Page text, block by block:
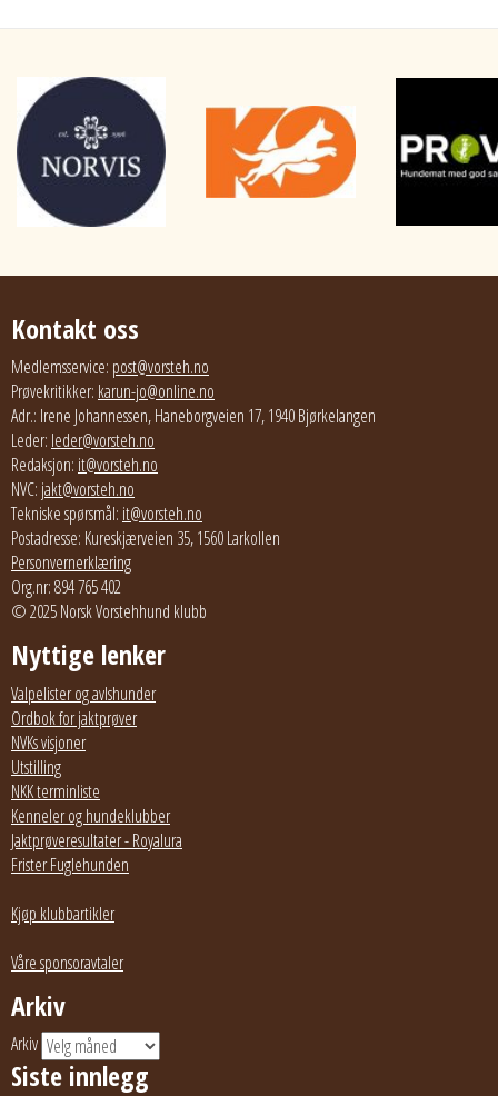
Kontakt oss
Medlemsservice: post@vorsteh.no
Prøvekritikker: karun-jo@online.no
Adr.: Irene Johannessen, Haneborgveien 17, 1940 Bjørkelangen
Leder: leder@vorsteh.no
Redaksjon: it@vorsteh.no
NVC: jakt@vorsteh.no
Tekniske spørsmål: it@vorsteh.no
Postadresse: Kureskjærveien 35, 1560 Larkollen
Personvernerklæring
Org.nr: 894 765 402
© 2025 Norsk Vorstehhund klubb
Nyttige lenker
Valpelister og avlshunder
Ordbok for jaktprøver
NVKs visjoner
Utstilling
NKK terminliste
Kenneler og hundeklubber
Jaktprøveresultater - Royalura
Frister Fuglehunden
Kjøp klubbartikler
Våre sponsoravtaler
Arkiv
Arkiv
Siste innlegg